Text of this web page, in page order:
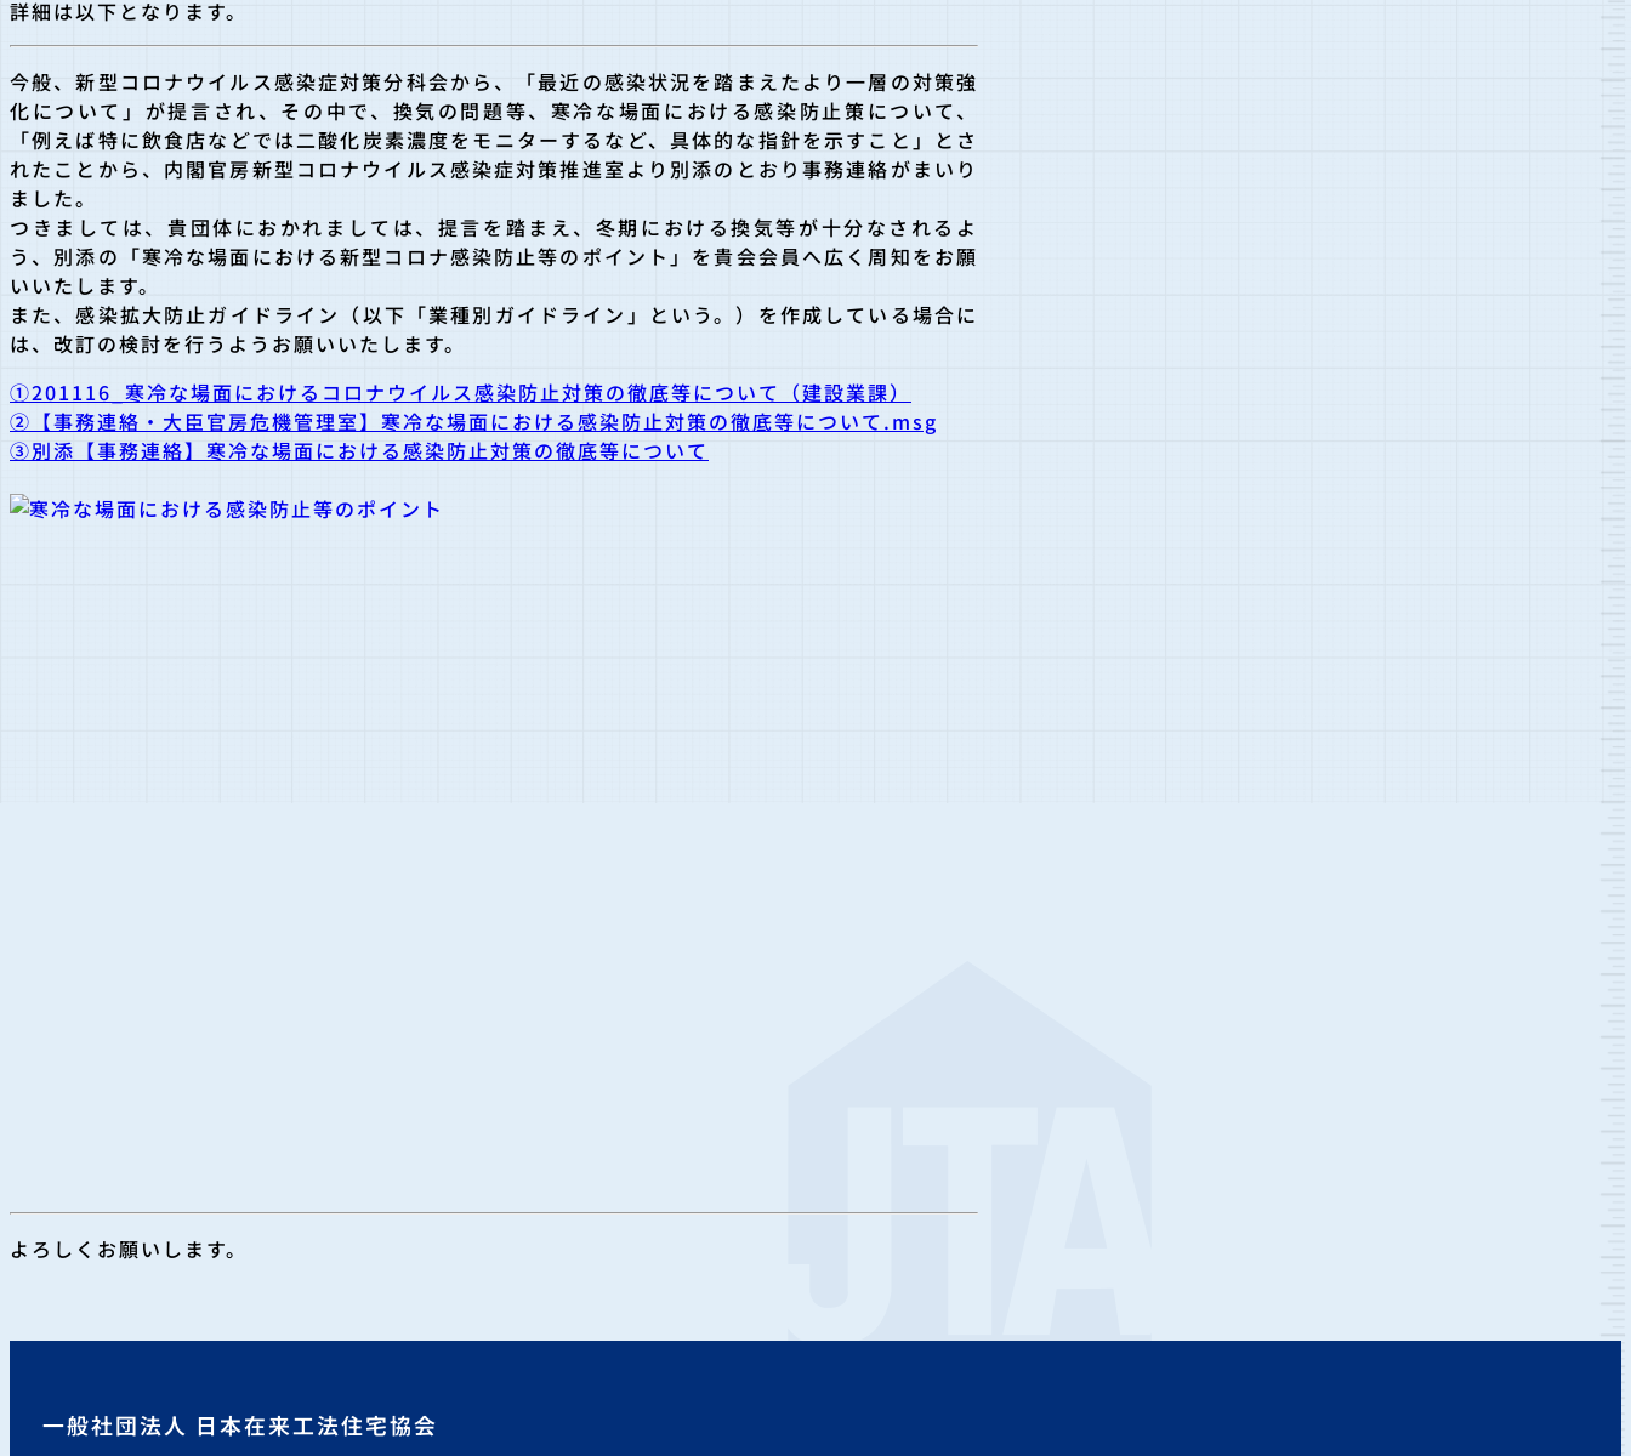
詳細は以下となります。
今般、新型コロナウイルス感染症対策分科会から、「最近の感染状況を踏まえたより一層の対策強
化について」が提言され、その中で、換気の問題等、寒冷な場面における感染防止策について、
「例えば特に飲食店などでは二酸化炭素濃度をモニターするなど、具体的な指針を示すこと」とさ
れたことから、内閣官房新型コロナウイルス感染症対策推進室より別添のとおり事務連絡がまいり
ました。
つきましては、貴団体におかれましては、提言を踏まえ、冬期における換気等が十分なされるよ
う、別添の「寒冷な場面における新型コロナ感染防止等のポイント」を貴会会員へ広く周知をお願
いいたします。
また、感染拡大防止ガイドライン（以下「業種別ガイドライン」という。）を作成している場合に
は、改訂の検討を行うようお願いいたします。
①201116_寒冷な場面におけるコロナウイルス感染防止対策の徹底等について（建設業課）
②【事務連絡・大臣官房危機管理室】寒冷な場面における感染防止対策の徹底等について.msg
③別添【事務連絡】寒冷な場面における感染防止対策の徹底等について
よろしくお願いします。
一般社団法人 日本在来工法住宅協会